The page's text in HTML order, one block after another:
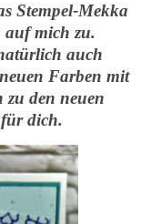
Stempel-Mekka
auf mich zu.
auch
Farben mit
den neuen
dich.